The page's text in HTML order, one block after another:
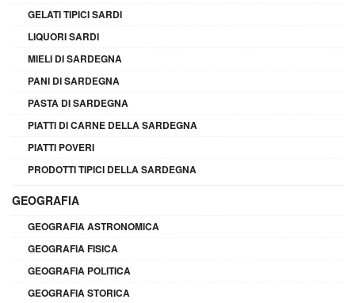
GELATI TIPICI SARDI
LIQUORI SARDI
MIELI DI SARDEGNA
PANI DI SARDEGNA
PASTA DI SARDEGNA
PIATTI DI CARNE DELLA SARDEGNA
PIATTI POVERI
PRODOTTI TIPICI DELLA SARDEGNA
GEOGRAFIA
GEOGRAFIA ASTRONOMICA
GEOGRAFIA FISICA
GEOGRAFIA POLITICA
GEOGRAFIA STORICA